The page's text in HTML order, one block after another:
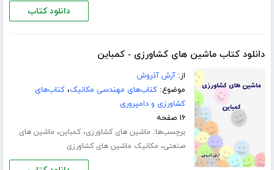
دانلود کتاب
دانلود کتاب ماشین های کشاورزی - کمباین
از:آرش آذروش
موضوع:کتاب‌های مهندسی مکانیک،کتاب‌های
کشاورزی و دامپروری
۱۶ صفحه
برچسب‌ها: ماشین های کشاورزی،کمباین، ماشین های
صنعتی، مکانیک ماشین های کشاورزی